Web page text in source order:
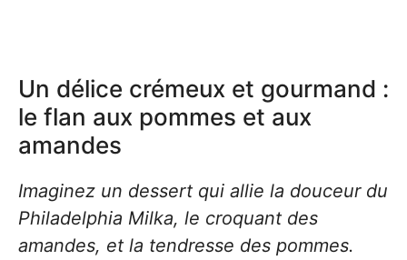
Un délice crémeux et gourmand :
le flan aux pommes et aux
amandes
Imaginez un dessert qui allie la douceur du
Philadelphia Milka, le croquant des
amandes, et la tendresse des pommes.